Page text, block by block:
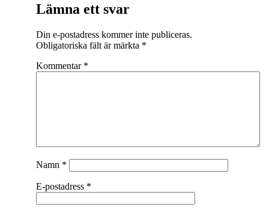
Lämna ett svar
Din e-postadress kommer inte publiceras.
Obligatoriska fält är märkta *
Kommentar *
Namn *
E-postadress *